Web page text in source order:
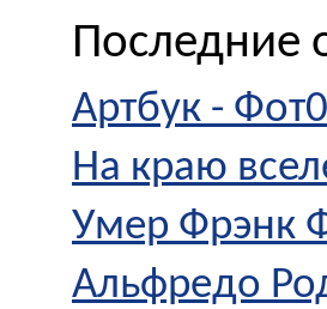
Последние
Артбук -
На краю
Умер Фрэнк
Альфредо